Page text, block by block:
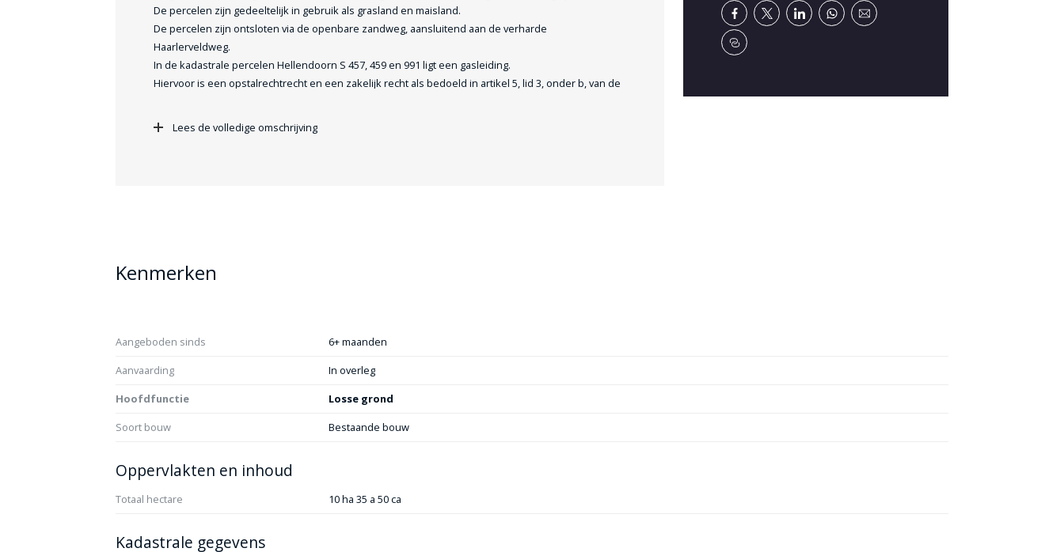
De percelen zijn gedeeltelijk in gebruik als grasland en maisland.
De percelen zijn ontsloten via de openbare zandweg, aansluitend aan de verharde
Haarlerveldweg.
In de kadastrale percelen Hellendoorn S 457, 459 en 991 ligt een gasleiding.
Hiervoor is een opstalrechtrecht en een zakelijk recht als bedoeld in artikel 5, lid 3, onder b, van de
Uitsluitend via verkopend makelaar ’t Gantvoort BV Makelaars & Adviseurs, de heer Gerrit Caspers.
Lees de volledige omschrijving
Kenmerken
Aangeboden sinds
6+ maanden
Aanvaarding
In overleg
Hoofdfunctie
Losse grond
Soort bouw
Bestaande bouw
Oppervlakten en inhoud
Totaal hectare 10 ha 35 a 50 ca
Kadastrale gegevens